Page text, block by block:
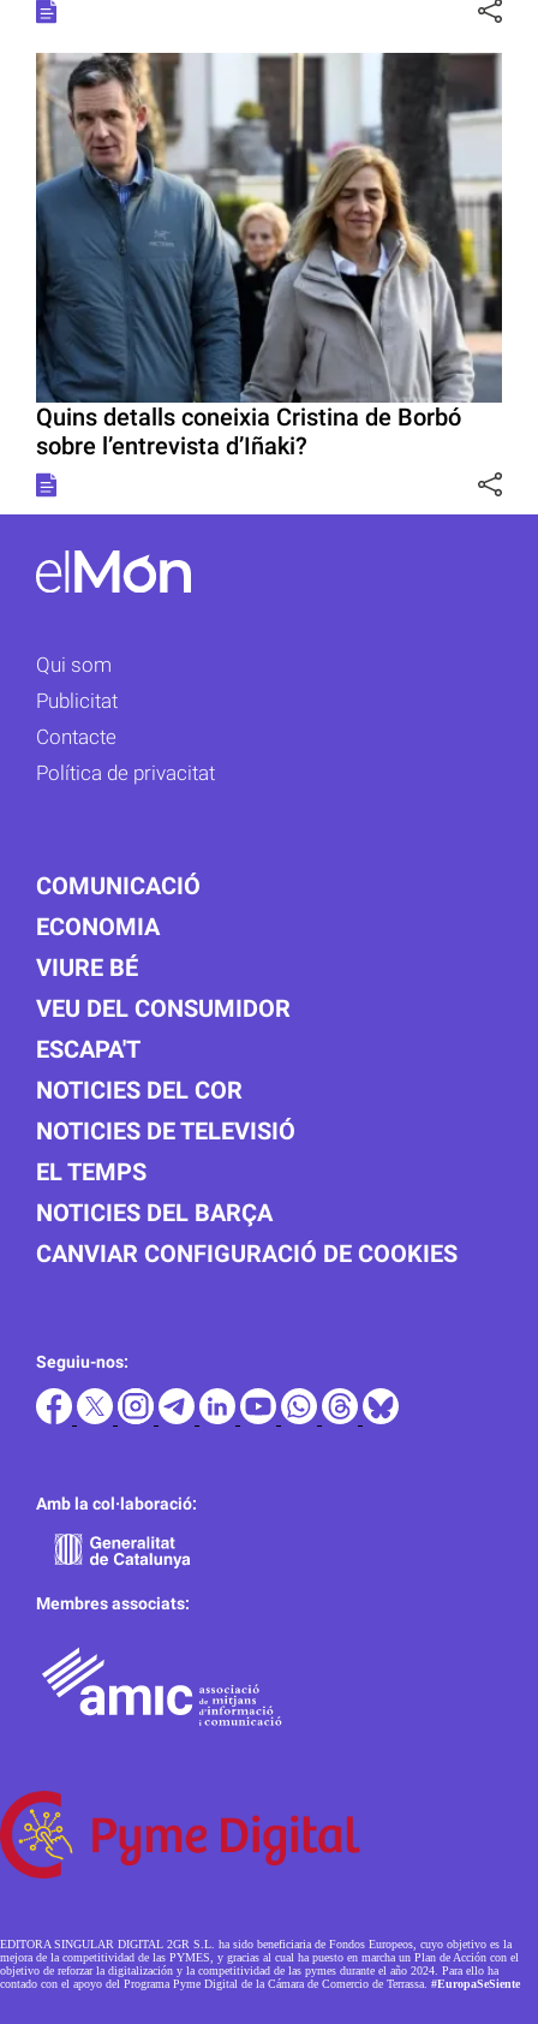
Quins detalls coneixia Cristina de Borbó
sobre l’entrevista d’Iñaki?
Qui som
Publicitat
Contacte
Política de privacitat
COMUNICACIÓ
ECONOMIA
VIURE BÉ
VEU DEL CONSUMIDOR
ESCAPA'T
NOTICIES DEL COR
NOTICIES DE TELEVISIÓ
EL TEMPS
NOTICIES DEL BARÇA
CANVIAR CONFIGURACIÓ DE COOKIES
Seguiu-nos:
Amb la col·laboració:
Membres associats:
EDITORA SINGULAR DIGITAL 2GR S.L. ha sido beneficiaria de Fondos Europeos, cuyo objetivo es la
mejora de la competitividad de las PYMES, y gracias al cual ha puesto en marcha un Plan de Acción con el
objetivo de reforzar la digitalización y la competitividad de las pymes durante el año 2024. Para ello ha
contado con el apoyo del Programa Pyme Digital de la Cámara de Comercio de Terrassa. #EuropaSeSiente